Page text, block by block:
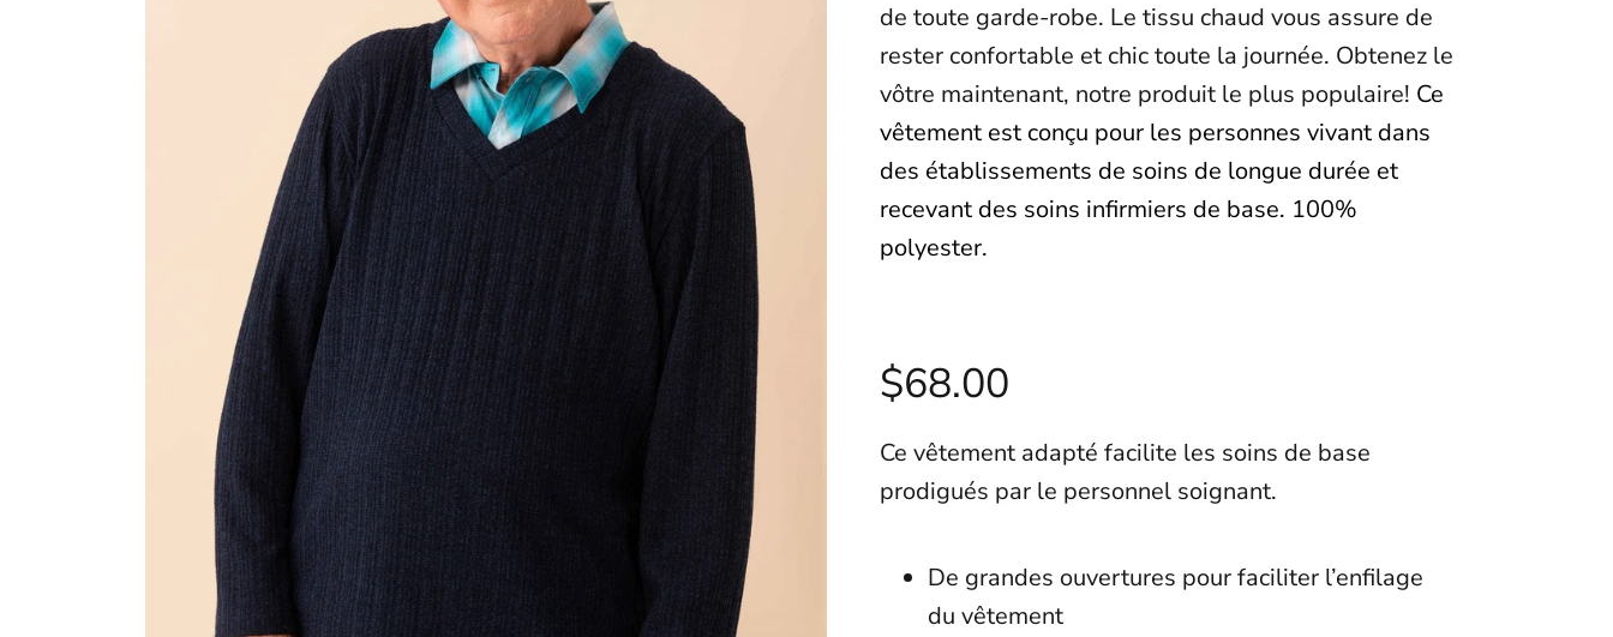
de toute garde-robe. Le tissu chaud vous assure de
rester confortable et chic toute la journée. Obtenez le
vôtre maintenant, notre produit le plus populaire! Ce
vêtement est conçu pour les personnes vivant dans
des établissements de soins de longue durée et
recevant des soins infirmiers de base. 100%
polyester.
$68.00
Ce vêtement adapté facilite les soins de base
prodigués par le personnel soignant.
De grandes ouvertures pour faciliter l’enfilage
du vêtement